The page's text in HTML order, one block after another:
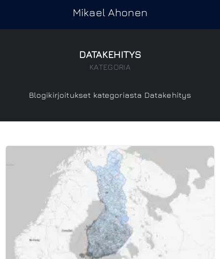
Mikael Ahonen
DATAKEHITYS
KATEGORIA
Blogikirjoitukset kategoriasta Datakehitys